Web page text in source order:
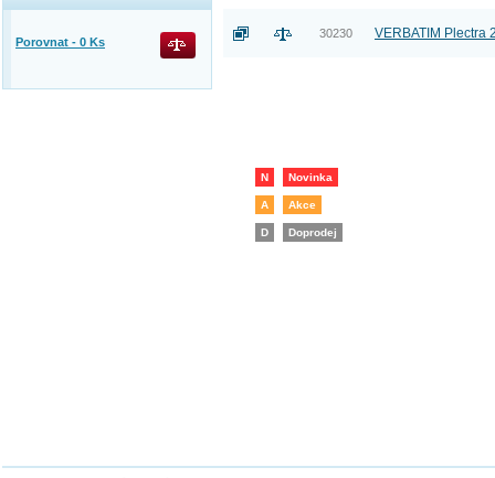
30230 VERBATIM Plectra
N Novinka
A Akce
D Doprodej
Porovnat - 0 Ks